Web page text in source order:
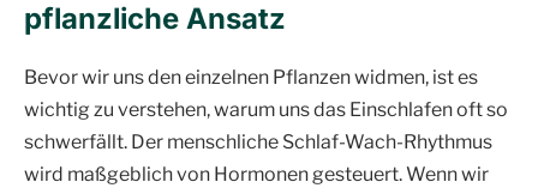
pflanzliche Ansatz
Bevor wir uns den einzelnen Pflanzen widmen, ist es
wichtig zu verstehen, warum uns das Einschlafen oft so
schwerfällt. Der menschliche Schlaf-Wach-Rhythmus
wird maßgeblich von Hormonen gesteuert. Wenn wir